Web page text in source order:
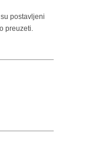
Затвори
postavljeni
preuzeti.